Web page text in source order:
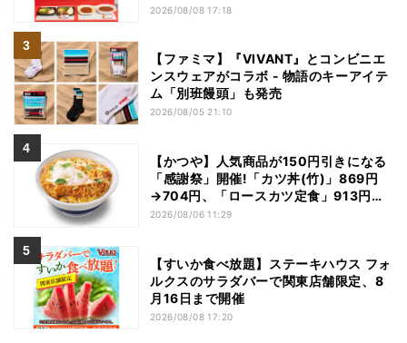
2026/08/08 17:18
【ファミマ】『VIVANT』とコンビニエ
ンスウェアがコラボ - 物語のキーアイテ
ム「別班饅頭」も発売
2026/08/05 21:10
【かつや】人気商品が150円引きになる
「感謝祭」開催!「カツ丼(竹)」869円
→704円、「ロースカツ定食」913円
→748円に - 8日間限定
2026/08/06 11:29
【すいか食べ放題】ステーキハウス フォ
ルクスのサラダバーで関東店舗限定、8
月16日まで開催
2026/08/08 17:20